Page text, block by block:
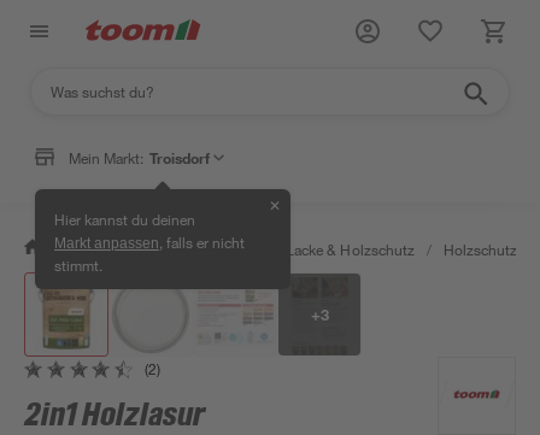
Mein Markt: Troisdorf
Hier kannst du deinen
Markt anpassen , falls er nicht
stimmt.
✕
/ Bauen & Renovieren / Farben, Lacke & Holzschutz / Holzschutz &
+3
(2)
2in1 Holzlasur